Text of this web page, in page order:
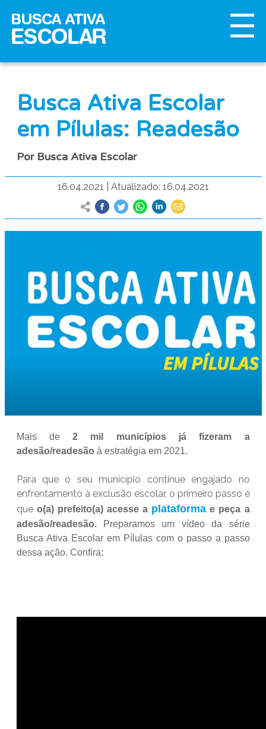
Busca Ativa Escolar
em Pílulas: Readesão
Por Busca Ativa Escolar
16.04.2021 Atualizado: 16.04.2021
Mais de2 mil municípios já fizeram a
adesão/readesão à estratégia em 2021.
Para que o seu município continue engajado no
enfrentamento à exclusão escolar, o primeiro passo é
que o(a) prefeito(a) acesse a plataforma e peça a
adesão/readesão.Preparamos um vídeo da série
Busca Ativa Escolar em Pílulas com o passo a passo
dessa ação. Confira: